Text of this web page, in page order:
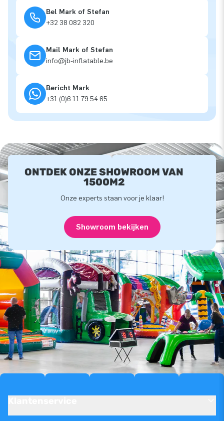
Bel Mark of Stefan
+32 38 082 320
Mail Mark of Stefan
info@jb-inflatable.be
Bericht Mark
+31 (0)6 11 79 54 65
ONTDEK ONZE SHOWROOM VAN
1500M2
Onze experts staan voor je klaar!
Showroom bekijken